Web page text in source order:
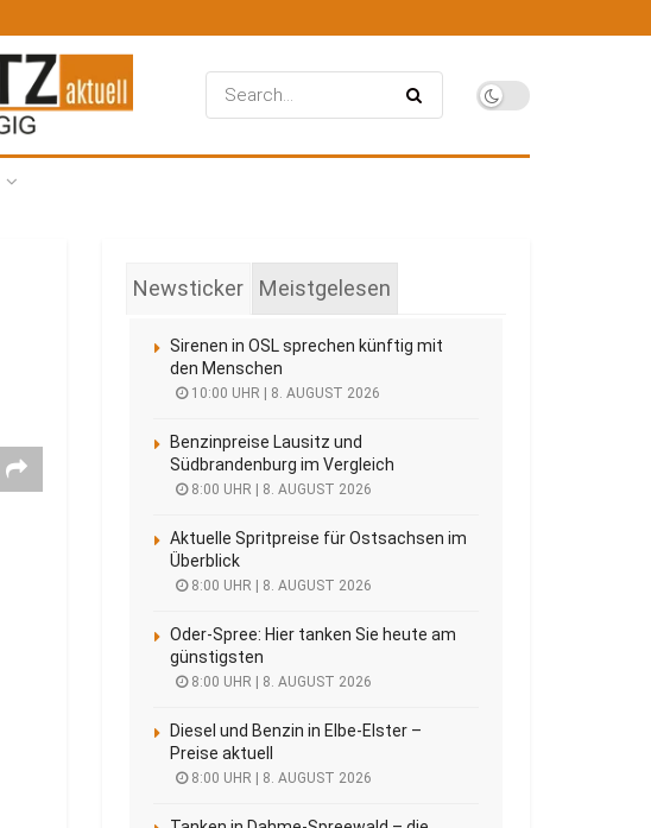
Newsticker Meistgelesen
Sirenen in OSL sprechen künftig mit
den Menschen
10:00 UHR | 8. AUGUST 2026
Benzinpreise Lausitz und
Südbrandenburg im Vergleich
8:00 UHR | 8. AUGUST 2026
Aktuelle Spritpreise für Ostsachsen im
Überblick
8:00 UHR | 8. AUGUST 2026
Oder-Spree: Hier tanken Sie heute am
günstigsten
8:00 UHR | 8. AUGUST 2026
Diesel und Benzin in Elbe-Elster –
Preise aktuell
8:00 UHR | 8. AUGUST 2026